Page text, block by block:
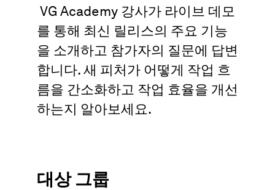
VG Academy 강사가 라이브 데모
를 통해 최신 릴리스의 주요 기능
을 소개하고 참가자의 질문에 답변
합니다. 새 피처가 어떻게 작업 흐
름을 간소화하고 작업 효율을 개선
하는지 알아보세요.
대상 그룹